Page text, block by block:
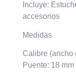
Incluye:
accesorios
Medidas
Calibre (ancho
Puente: 18 mm